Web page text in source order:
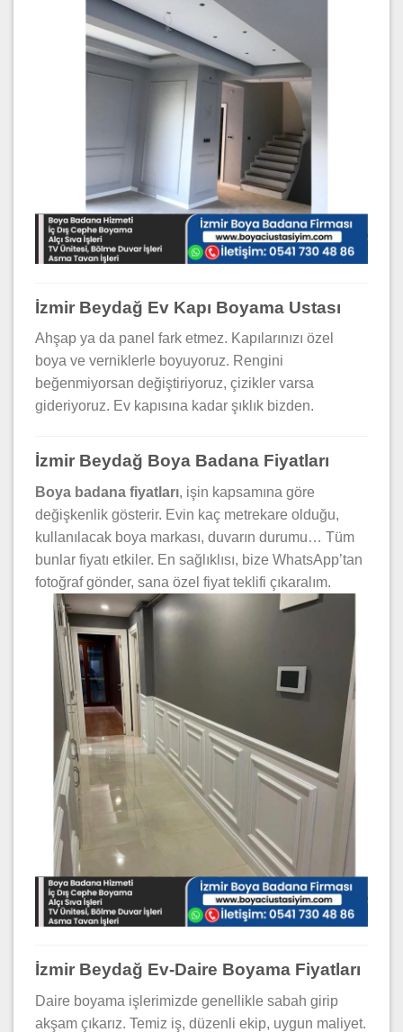
İzmir Beydağ Ev Kapı Boyama Ustası
Ahşap ya da panel fark etmez. Kapılarınızı özel
boya ve verniklerle boyuyoruz. Rengini
beğenmiyorsan değiştiriyoruz, çizikler varsa
gideriyoruz. Ev kapısına kadar şıklık bizden.
İzmir Beydağ Boya Badana Fiyatları
Boya badana fiyatları, işin kapsamına göre
değişkenlik gösterir. Evin kaç metrekare olduğu,
kullanılacak boya markası, duvarın durumu… Tüm
bunlar fiyatı etkiler. En sağlıklısı, bize WhatsApp’tan
fotoğraf gönder, sana özel fiyat teklifi çıkaralım.
İzmir Beydağ Ev-Daire Boyama Fiyatları
Daire boyama işlerimizde genellikle sabah girip
akşam çıkarız. Temiz iş, düzenli ekip, uygun maliyet.